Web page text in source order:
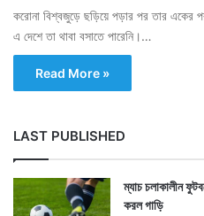
করোনা বিশ্বজুড়ে ছড়িয়ে পড়ার পর তার
এ দেশে তা থাবা বসাতে পারেনি।…
Read More »
LAST PUBLISHED
ম্যাচ চলাকালীন
করল গাড়ি